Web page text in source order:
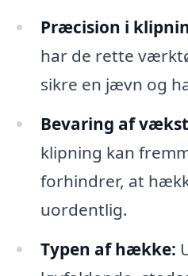
Præcision i
har de rette
sikre en jævn og
Bevaring af
klipning kan
forhindrer, at
uordentlig.
Typen af hække: